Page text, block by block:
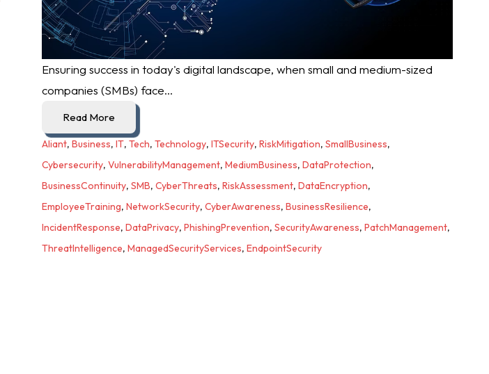
Ensuring success in today's digital landscape, when small and medium-sized
companies (SMBs) face...
Read More
Aliant, Business, IT, Tech, Technology, ITSecurity, RiskMitigation, SmallBusiness,
Cybersecurity, VulnerabilityManagement, MediumBusiness, DataProtection,
BusinessContinuity, SMB, CyberThreats, RiskAssessment, DataEncryption,
EmployeeTraining, NetworkSecurity, CyberAwareness, BusinessResilience,
IncidentResponse, DataPrivacy, PhishingPrevention, SecurityAwareness, PatchManagement,
ThreatIntelligence, ManagedSecurityServices, EndpointSecurity